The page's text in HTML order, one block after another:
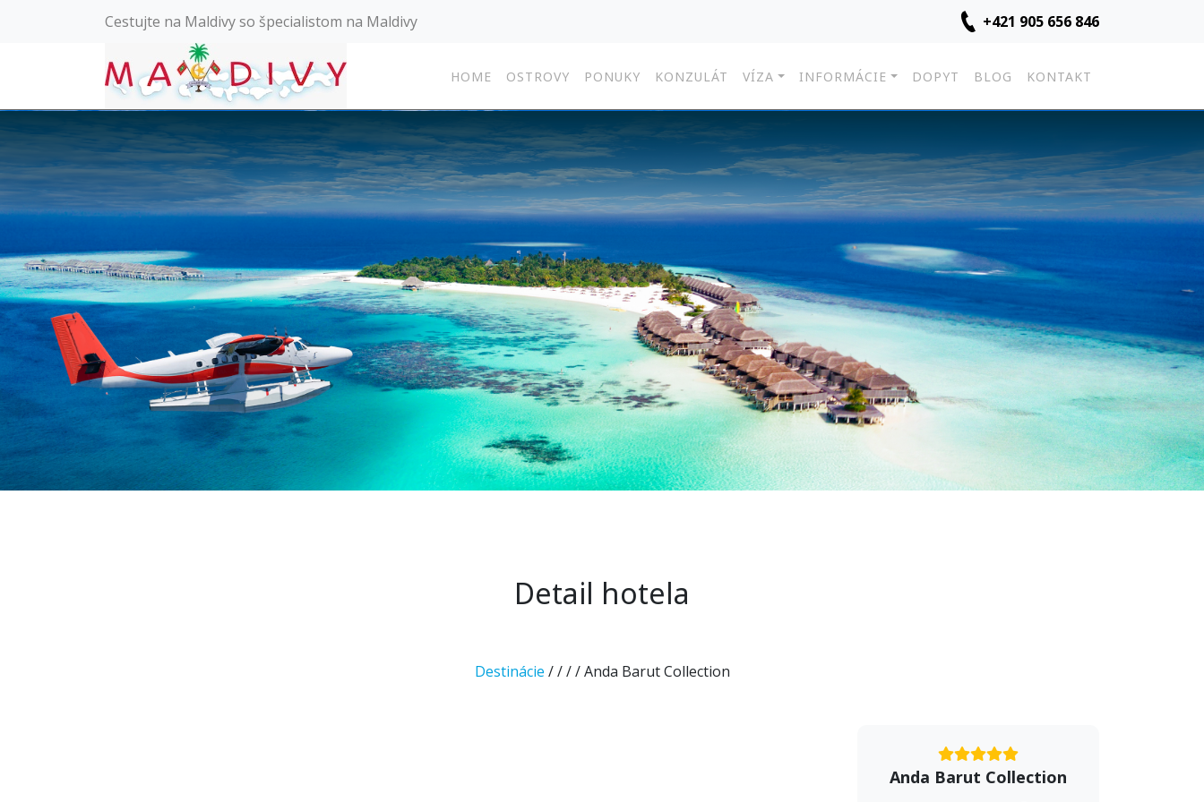
Cestujte na Maldivy so špecialistom na Maldivy +421 905 656 846
HOME OSTROVY PONUKY KONZULÁT VÍZA INFORMÁCIE DOPYT BLOG KONTAKT
Detail hotela
Destinácie //// Anda Barut Collection
Anda Barut Collection